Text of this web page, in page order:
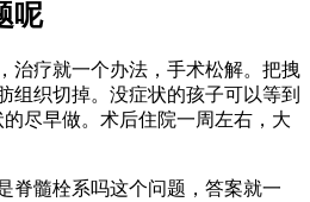
呢
疗就一个办法，手术松解。把拽
组织切掉。没症状的孩子可以等到
尽早做。术后住院一周左右，大
髓栓系吗这个问题，答案就一